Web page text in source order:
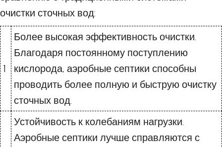
очистки сточных вод:
1
Более высокая эффективность очистки.
Благодаря постоянному поступлению
кислорода, аэробные септики способны
проводить более полную и быструю очистку
сточных вод.
Устойчивость к колебаниям нагрузки.
Аэробные септики лучше справляются с